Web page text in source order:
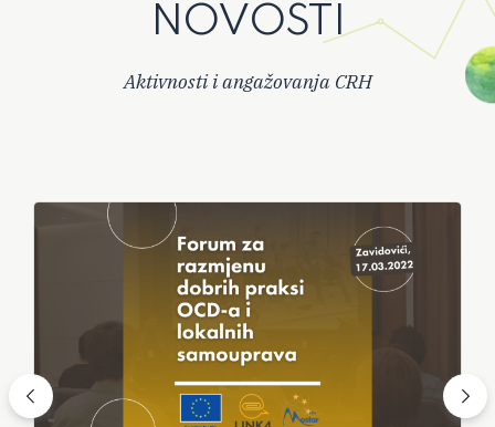
NOVOSTI
Aktivnosti i angažovanja CRH